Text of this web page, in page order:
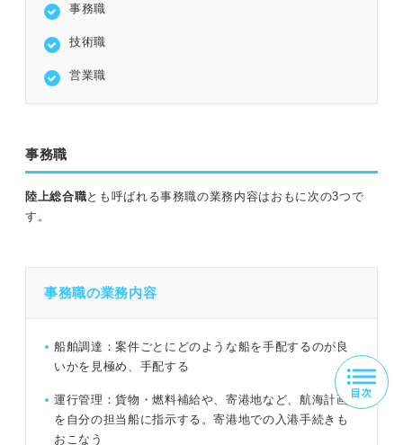
事務職
技術職
営業職
事務職
陸上総合職とも呼ばれる事務職の業務内容はおもに次の3つで
す。
事務職の業務内容
船舶調達：案件ごとにどのような船を手配するのが良
いかを見極め、手配する
運行管理：貨物・燃料補給や、寄港地など、航海計画
を自分の担当船に指示する。寄港地での入港手続きも
おこなう